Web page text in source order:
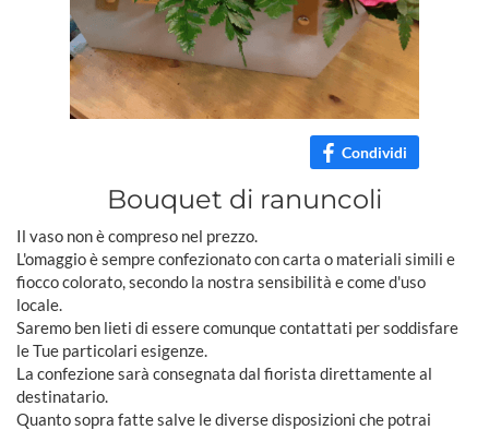
Condividi
Bouquet di ranuncoli
Il vaso non è compreso nel prezzo.
L'omaggio è sempre confezionato con carta o materiali simili e
fiocco colorato, secondo la nostra sensibilità e come d'uso
locale.
Saremo ben lieti di essere comunque contattati per soddisfare
le Tue particolari esigenze.
La confezione sarà consegnata dal fiorista direttamente al
destinatario.
Quanto sopra fatte salve le diverse disposizioni che potrai